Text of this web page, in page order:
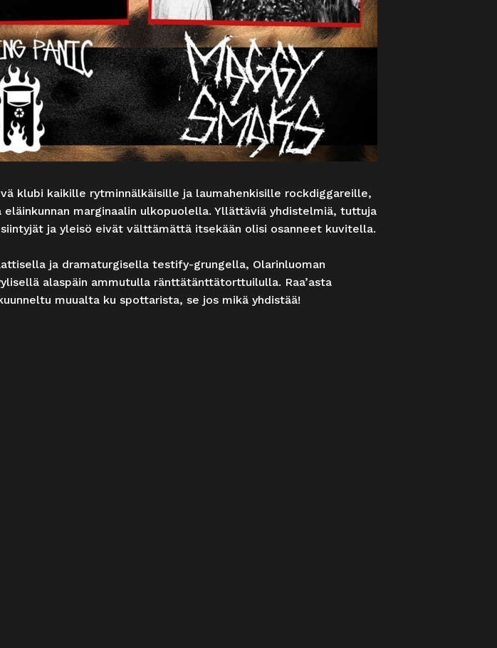
klubi kaikille rytminnälkäisille ja laumahenkisille rockdiggareille,
marginaalin ulkopuolella. Yllättäviä yhdistelmiä, tuttuja
ja yleisö eivät välttämättä itsekään olisi osanneet kuvitella.
ja dramaturgisella testify-grungella, Olarinluoman
alaspäin ammutulla ränttätänttätorttuilulla. Raa’asta
muualta ku spottarista, se jos mikä yhdistää!